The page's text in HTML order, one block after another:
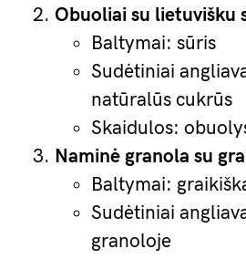
Obuoliai su lietuvišku
Baltymai: sūris
Sudėtiniai
natūralūs cukrūs
Skaidulos:
Naminė granola su
Baltymai:
Sudėtiniai
granoloje